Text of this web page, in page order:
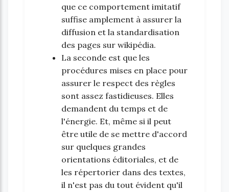
que ce comportement imitatif
suffise amplement à assurer la
diffusion et la standardisation
des pages sur wikipédia.
La seconde est que les
procédures mises en place pour
assurer le respect des règles
sont assez fastidieuses. Elles
demandent du temps et de
l'énergie. Et, même si il peut
être utile de se mettre d'accord
sur quelques grandes
orientations éditoriales, et de
les répertorier dans des textes,
il n'est pas du tout évident qu'il